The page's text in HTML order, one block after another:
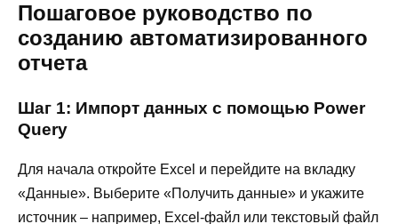
Пошаговое руководство по
созданию автоматизированного
отчета
Шаг 1: Импорт данных с помощью Power
Query
Для начала откройте Excel и перейдите на вкладку
«Данные». Выберите «Получить данные» и укажите
источник – например, Excel-файл или текстовый файл